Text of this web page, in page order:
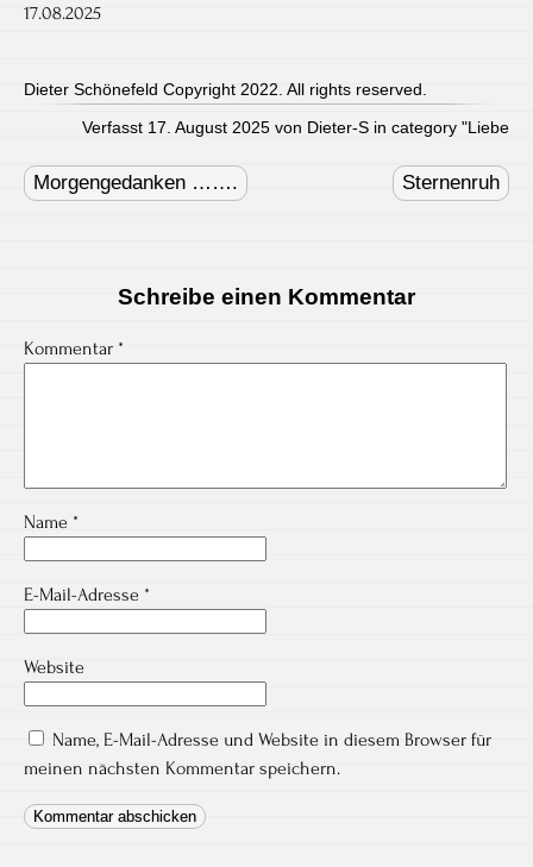
17.08.2025
Dieter Schönefeld Copyright 2022. All rights reserved.
Verfasst 17. August 2025 von Dieter-S in category "Liebe
navigation
Morgengedanken ……. Sternenruh
Schreibe einen Kommentar
Kommentar *
Name *
E-Mail-Adresse *
Website
Name, E-Mail-Adresse und Website in diesem Browser für
meinen nächsten Kommentar speichern.